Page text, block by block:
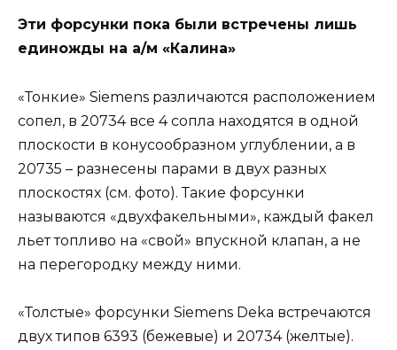
Эти форсунки пока были встречены лишь
единожды на а/м «Калина»
«Тонкие» Siemens различаются расположением
сопел, в 20734 все 4 сопла находятся в одной
плоскости в конусообразном углублении, а в
20735 – разнесены парами в двух разных
плоскостях (см. фото). Такие форсунки
называются «двухфакельными», каждый факел
льет топливо на «свой» впускной клапан, а не
на перегородку между ними.
«Толстые» форсунки Siemens Deka встречаются
двух типов 6393 (бежевые) и 20734 (желтые).